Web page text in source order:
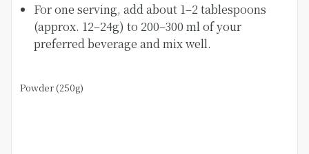
For one serving, add about 1–2 tablespoons
(approx. 12–24g) to 200–300 ml of your
preferred beverage and mix well.
Powder (250g)